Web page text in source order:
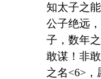
知太子之
公子绝远
子，数年
敢谋！非
之名<6>，